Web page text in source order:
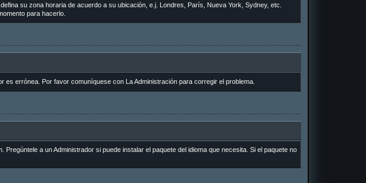
su zona horaria de acuerdo a su ubicación, e.j. Londres, París, Nueva York, Sydney, etc.
para hacerlo.
errónea. Por favor comuníquese con La Administración para corregir el problema.
a un Administrador si puede instalar el paquete del idioma que necesita. Si el paquete no